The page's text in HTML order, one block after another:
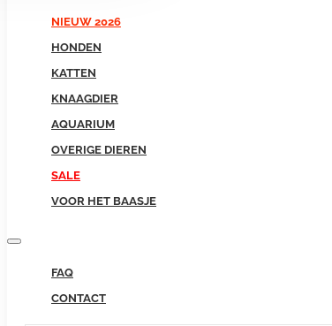
NIEUW 2026
HONDEN
KATTEN
KNAAGDIER
AQUARIUM
OVERIGE DIEREN
SALE
VOOR HET BAASJE
FAQ
CONTACT